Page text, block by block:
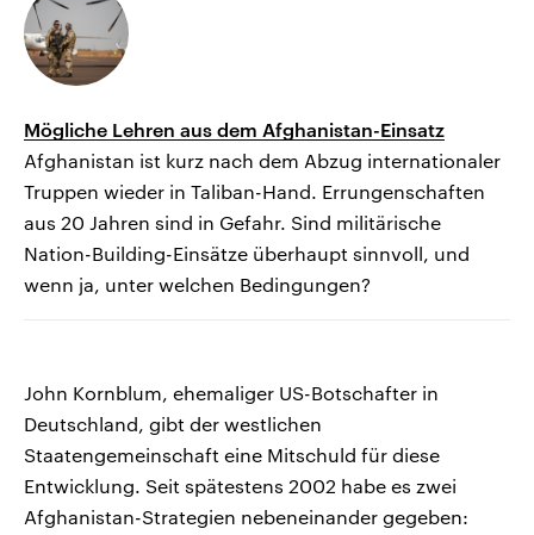
Mögliche Lehren aus dem Afghanistan-Einsatz
Afghanistan ist kurz nach dem Abzug internationaler
Truppen wieder in Taliban-Hand. Errungenschaften
aus 20 Jahren sind in Gefahr. Sind militärische
Nation-Building-Einsätze überhaupt sinnvoll, und
wenn ja, unter welchen Bedingungen?
John Kornblum, ehemaliger US-Botschafter in
Deutschland, gibt der westlichen
Staatengemeinschaft eine Mitschuld für diese
Entwicklung. Seit spätestens 2002 habe es zwei
Afghanistan-Strategien nebeneinander gegeben: